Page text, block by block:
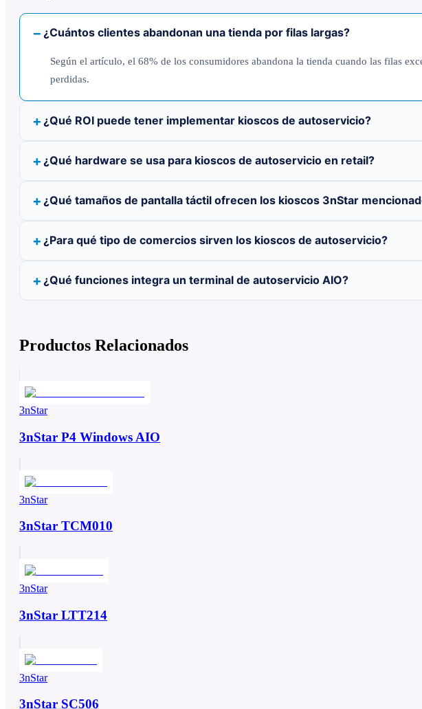
¿Cuántos clientes abandonan una tienda por filas largas?
Según el artículo, el 68% de los consumidores abandona la tienda cuando las filas
perdidas.
¿Qué ROI puede tener implementar kioscos de autoservicio?
¿Qué hardware se usa para kioscos de autoservicio en retail?
¿Qué tamaños de pantalla táctil ofrecen los kioscos 3nStar
¿Para qué tipo de comercios sirven los kioscos de autoservicio?
¿Qué funciones integra un terminal de autoservicio AIO?
Productos Relacionados
3nStar
3nStar P4 Windows AIO
3nStar
3nStar TCM010
3nStar
3nStar LTT214
3nStar
3nStar SC506